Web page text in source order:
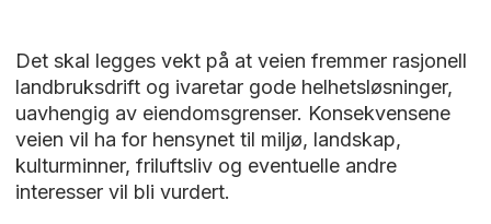
Det skal legges vekt på at veien fremmer rasjonell
landbruksdrift og ivaretar gode helhetsløsninger,
uavhengig av eiendomsgrenser. Konsekvensene
veien vil ha for hensynet til miljø, landskap,
kulturminner, friluftsliv og eventuelle andre
interesser vil bli vurdert.